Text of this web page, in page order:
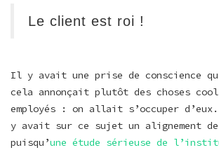
Le client est roi !
Il y avait une prise de conscience
cela annonçait plutôt des choses
employés : on allait s’occuper
y avait sur ce sujet un alignement
puisqu’une étude sérieuse de